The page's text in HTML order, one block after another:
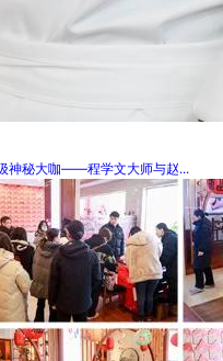
神秘大咖——程学文大师与赵...